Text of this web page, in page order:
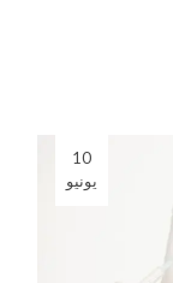
10
يونيو